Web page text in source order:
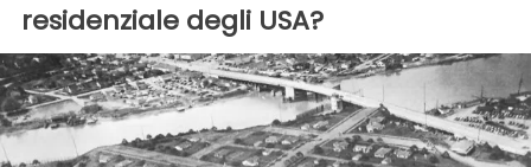
residenziale degli USA?